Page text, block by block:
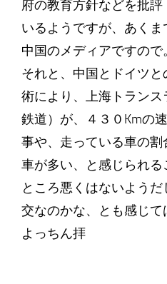
府の教育方針などを批
いるようですが、あくま
中国のメディアですので。
それと、中国とドイツ
術により、上海トラン
鉄道）が、４３０Kmの
事や、走っている車の
車が多い、と感じられ
ところ悪くはないよう
交なのかな、とも感じて
よっちん拝